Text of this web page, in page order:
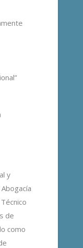
y
de
como